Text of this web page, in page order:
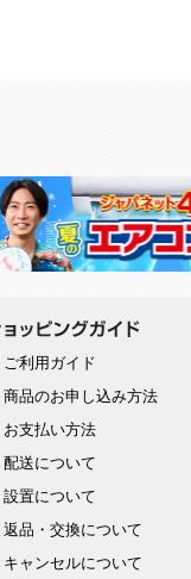
ご利用ガイド
商品のお申し込み方法
お支払い方法
配送について
設置について
返品・交換について
キャンセルについて